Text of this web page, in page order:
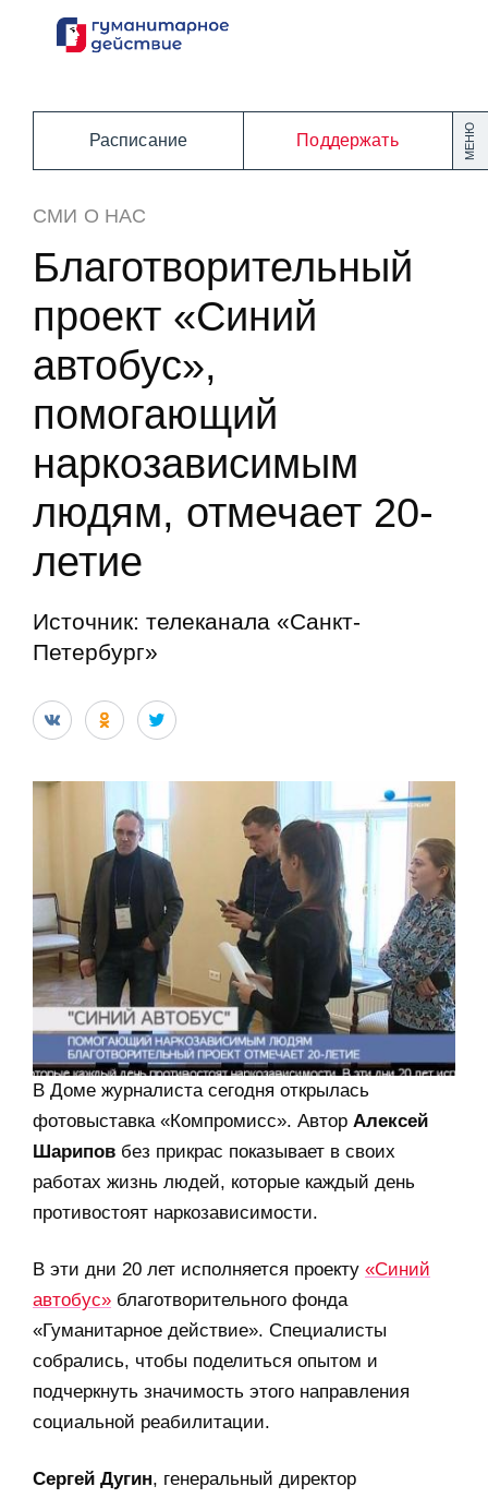
Перейти
МЕНЮ
Расписание Поддержать
СМИ О НАС
Благотворительный
проект «Синий
автобус»,
помогающий
наркозависимым
людям, отмечает 20-
летие
Источник: телеканала «Санкт-
Петербург»
В Доме журналиста сегодня открылась
фотовыставка «Компромисс». Автор Алексей
Шарипов без прикрас показывает в своих
работах жизнь людей, которые каждый день
противостоят наркозависимости.
В эти дни 20 лет исполняется проекту «Синий
автобус» благотворительного фонда
«Гуманитарное действие». Специалисты
собрались, чтобы поделиться опытом и
подчеркнуть значимость этого направления
социальной реабилитации.
Сергей Дугин, генеральный директор